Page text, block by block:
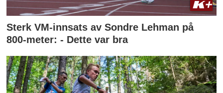
Sterk VM-innsats av Sondre Lehman på
800-meter: - Dette var bra